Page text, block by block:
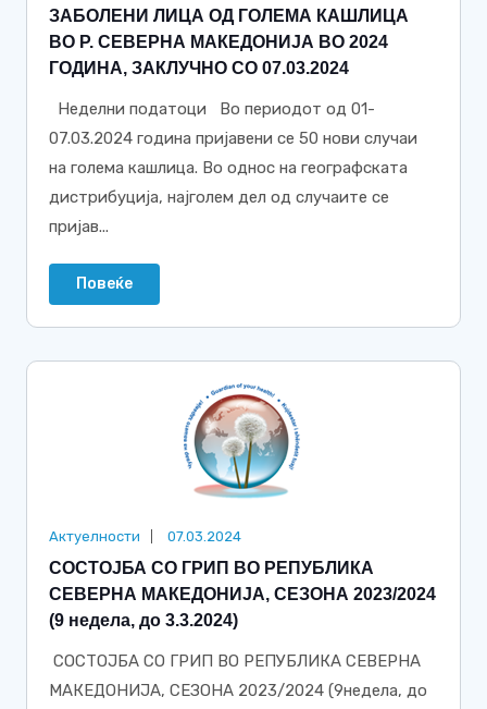
ЗАБОЛЕНИ ЛИЦА ОД ГОЛЕМА КАШЛИЦА
ВО Р. СЕВЕРНА МАКЕДОНИЈА ВО 2024
ГОДИНА, ЗАКЛУЧНО СО 07.03.2024
Неделни податоци Во периодот од 01-
07.03.2024 година пријавени се 50 нови случаи
на голема кашлица. Во однос на географската
дистрибуција, најголем дел од случаите се
пријав...
Повеќе
Актуелности 07.03.2024
СОСТОЈБА СО ГРИП ВО РЕПУБЛИКА
СЕВЕРНА МАКЕДОНИЈА, СЕЗОНА 2023/2024
(9 недела, до 3.3.2024)
СОСТОЈБА СО ГРИП ВО РЕПУБЛИКА СЕВЕРНА
МАКЕДОНИЈА, СЕЗОНА 2023/2024 (9недела, до